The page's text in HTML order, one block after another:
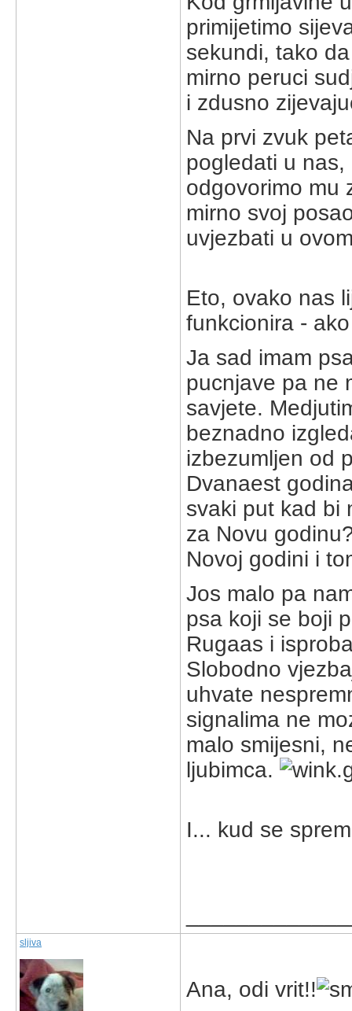
primijetimo
sekundi, tako
mirno peruci
i zdusno
Na prvi zvuk
pogledati u
odgovorimo mu
mirno svoj
uvjezbati u
Eto, ovako nas
funkcionira -
Ja sad imam
pucnjave pa ne
savjete.
beznadno
izbezumljen od
Dvanaest
svaki put kad bi
za Novu
Novoj godini i
Jos malo pa
psa koji se boji
Rugaas i
Slobodno
uhvate
signalima ne
malo smijesni,
ljubimca.
I... kud se
sljiva
Ana, odi vrit!!